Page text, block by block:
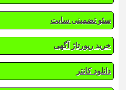
سئو تضمینی سایت
خرید رپورتاژ آگهی
دانلود کانتر